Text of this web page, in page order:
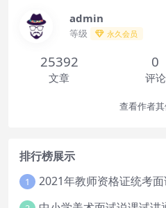
admin
等级 永久会员
25392
文章
0
评论
查看作者
排行榜展示
1